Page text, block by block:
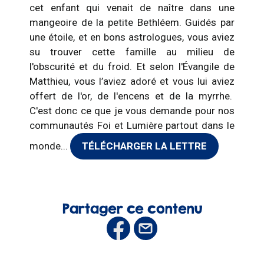
cet enfant qui venait de naître dans une
mangeoire de la petite Bethléem. Guidés par
une étoile, et en bons astrologues, vous aviez
su trouver cette famille au milieu de
l'obscurité et du froid. Et selon l'Évangile de
Matthieu, vous l’aviez adoré et vous lui aviez
offert de l'or, de l'encens et de la myrrhe.
C'est donc ce que je vous demande pour nos
communautés Foi et Lumière partout dans le
monde...
TÉLÉCHARGER LA LETTRE
Partager ce contenu